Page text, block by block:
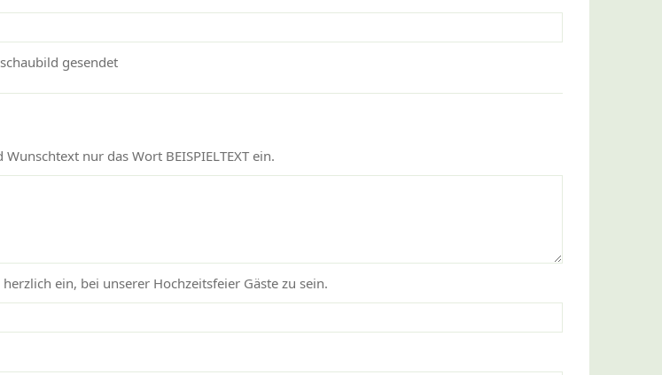
gesendet
nur das Wort BEISPIELTEXT ein.
ein, bei unserer Hochzeitsfeier Gäste zu sein.